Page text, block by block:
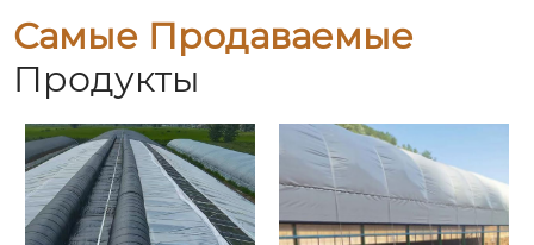
Самые Продаваемые
Продукты